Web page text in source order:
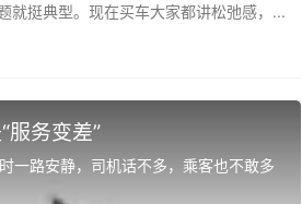
就挺典型。现在买车大家都讲松弛感，...
服务变差”
一路安静，司机话不多，乘客也不敢多